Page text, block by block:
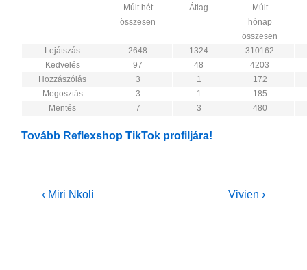
Múlt hét
összesen
Átlag
Múlt
hónap
összesen
Lejátszás
2648 1324
310162
Kedvelés
97 48
4203
Hozzászólás
3 1
172
Megosztás
3 1
185
Mentés
7 3 480
Tovább Reflexshop TikTok profiljára!
Bejegyzés
Previous
‹ Miri Nkoli
Next
Vivien ›